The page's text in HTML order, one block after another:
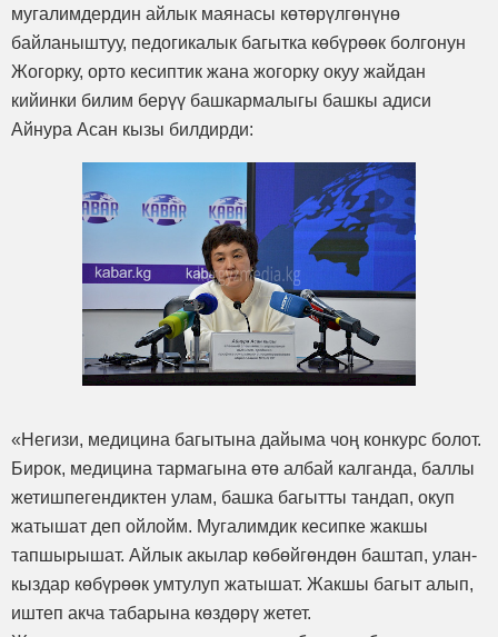
мугалимдердин айлык маянасы көтөрүлгөнүнө
байланыштуу, педогикалык багытка көбүрөөк болгонун
Жогорку, орто кесиптик жана жогорку окуу жайдан
кийинки билим берүү башкармалыгы башкы адиси
Айнура Асан кызы билдирди:
«Негизи, медицина багытына дайыма чоң конкурс болот.
Бирок, медицина тармагына өтө албай калганда, баллы
жетишпегендиктен улам, башка багытты тандап, окуп
жатышат деп ойлойм. Мугалимдик кесипке жакшы
тапшырышат. Айлык акылар көбөйгөндөн баштап, улан-
кыздар көбүрөөк умтулуп жатышат. Жакшы багыт алып,
иштеп акча табарына көздөрү жетет.